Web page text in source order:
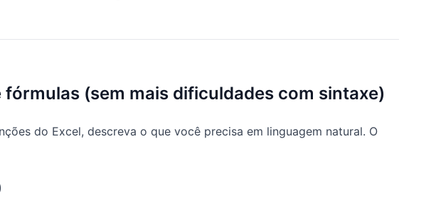
fórmulas (sem mais dificuldades com sintaxe)
do Excel, descreva o que você precisa em linguagem natural. O